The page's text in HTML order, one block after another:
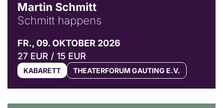
Martin Schmitt
Schmitt happens
FR., 09. OKTOBER 2026
27 EUR / 15 EUR
KABARETT THEATERFORUM GAUTING E.V.